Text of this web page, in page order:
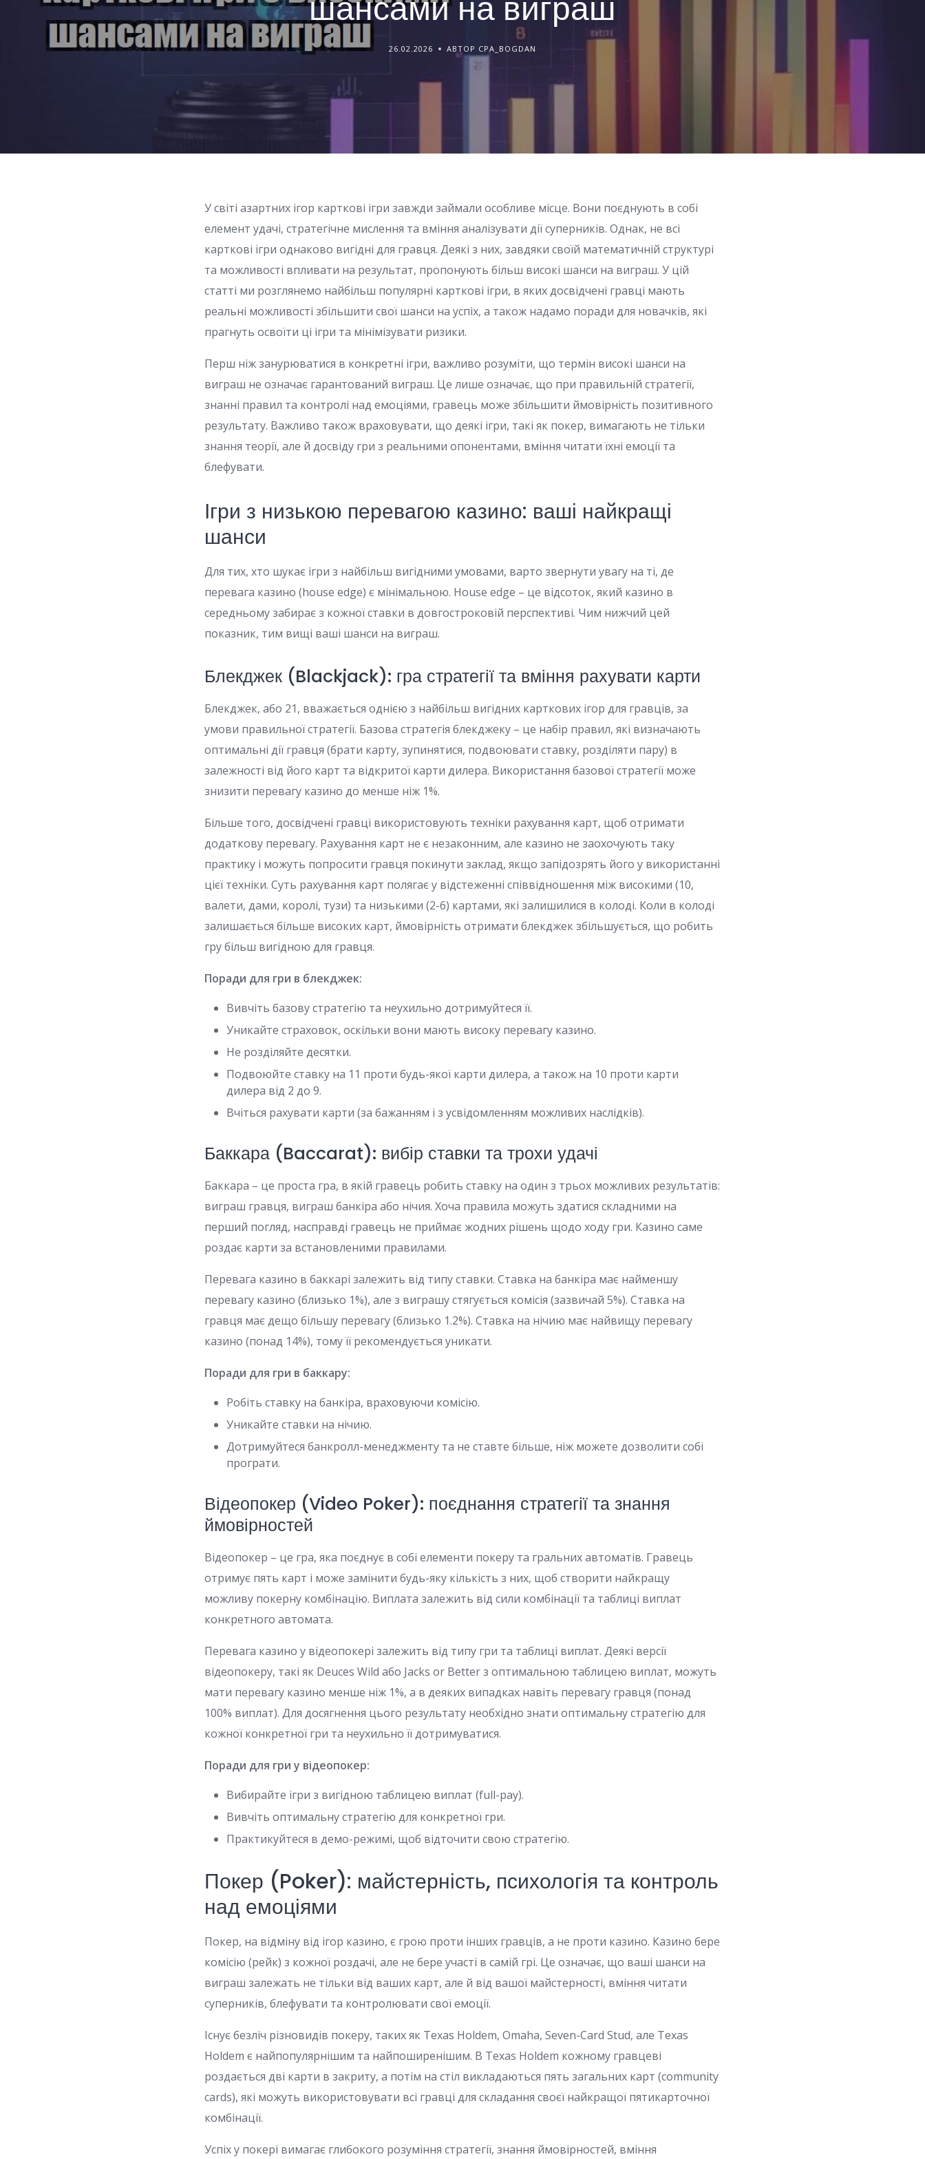
26.02.2026 АВТОР CPA_BOGDAN
У світі азартних ігор карткові ігри завжди займали особливе місце. Вони поєднують в собі
елемент удачі, стратегічне мислення та вміння аналізувати дії суперників. Однак, не всі
карткові ігри однаково вигідні для гравця. Деякі з них, завдяки своїй математичній структурі
та можливості впливати на результат, пропонують більш високі шанси на виграш. У цій
статті ми розглянемо найбільш популярні карткові ігри, в яких досвідчені гравці мають
реальні можливості збільшити свої шанси на успіх, а також надамо поради для новачків, які
прагнуть освоїти ці ігри та мінімізувати ризики.
Перш ніж занурюватися в конкретні ігри, важливо розуміти, що термін високі шанси на
виграш не означає гарантований виграш. Це лише означає, що при правильній стратегії,
знанні правил та контролі над емоціями, гравець може збільшити ймовірність позитивного
результату. Важливо також враховувати, що деякі ігри, такі як покер, вимагають не тільки
знання теорії, але й досвіду гри з реальними опонентами, вміння читати їхні емоції та
блефувати.
Ігри з низькою перевагою казино: ваші найкращі
шанси
Для тих, хто шукає ігри з найбільш вигідними умовами, варто звернути увагу на ті, де
перевага казино (house edge) є мінімальною. House edge – це відсоток, який казино в
середньому забирає з кожної ставки в довгостроковій перспективі. Чим нижчий цей
показник, тим вищі ваші шанси на виграш.
Блекджек (Blackjack): гра стратегії та вміння рахувати карти
Блекджек, або 21, вважається однією з найбільш вигідних карткових ігор для гравців, за
умови правильної стратегії. Базова стратегія блекджеку – це набір правил, які визначають
оптимальні дії гравця (брати карту, зупинятися, подвоювати ставку, розділяти пару) в
залежності від його карт та відкритої карти дилера. Використання базової стратегії може
знизити перевагу казино до менше ніж 1%.
Більше того, досвідчені гравці використовують техніки рахування карт, щоб отримати
додаткову перевагу. Рахування карт не є незаконним, але казино не заохочують таку
практику і можуть попросити гравця покинути заклад, якщо запідозрять його у використанні
цієї техніки. Суть рахування карт полягає у відстеженні співвідношення між високими (10,
валети, дами, королі, тузи) та низькими (2-6) картами, які залишилися в колоді. Коли в колоді
залишається більше високих карт, ймовірність отримати блекджек збільшується, що робить
гру більш вигідною для гравця.
Поради для гри в блекджек:
Вивчіть базову стратегію та неухильно дотримуйтеся її.
Уникайте страховок, оскільки вони мають високу перевагу казино.
Не розділяйте десятки.
Подвоюйте ставку на 11 проти будь-якої карти дилера, а також на 10 проти карти
дилера від 2 до 9.
Вчіться рахувати карти (за бажанням і з усвідомленням можливих наслідків).
Баккара (Baccarat): вибір ставки та трохи удачі
Баккара – це проста гра, в якій гравець робить ставку на один з трьох можливих результатів:
виграш гравця, виграш банкіра або нічия. Хоча правила можуть здатися складними на
перший погляд, насправді гравець не приймає жодних рішень щодо ходу гри. Казино саме
роздає карти за встановленими правилами.
Перевага казино в баккарі залежить від типу ставки. Ставка на банкіра має найменшу
перевагу казино (близько 1%), але з виграшу стягується комісія (зазвичай 5%). Ставка на
гравця має дещо більшу перевагу (близько 1.2%). Ставка на нічию має найвищу перевагу
казино (понад 14%), тому її рекомендується уникати.
Поради для гри в баккару:
Робіть ставку на банкіра, враховуючи комісію.
Уникайте ставки на нічию.
Дотримуйтеся банкролл-менеджменту та не ставте більше, ніж можете дозволити собі
програти.
Відеопокер (Video Poker): поєднання стратегії та знання
ймовірностей
Відеопокер – це гра, яка поєднує в собі елементи покеру та гральних автоматів. Гравець
отримує пять карт і може замінити будь-яку кількість з них, щоб створити найкращу
можливу покерну комбінацію. Виплата залежить від сили комбінації та таблиці виплат
конкретного автомата.
Перевага казино у відеопокері залежить від типу гри та таблиці виплат. Деякі версії
відеопокеру, такі як Deuces Wild або Jacks or Better з оптимальною таблицею виплат, можуть
мати перевагу казино менше ніж 1%, а в деяких випадках навіть перевагу гравця (понад
100% виплат). Для досягнення цього результату необхідно знати оптимальну стратегію для
кожної конкретної гри та неухильно її дотримуватися.
Поради для гри у відеопокер:
Вибирайте ігри з вигідною таблицею виплат (full-pay).
Вивчіть оптимальну стратегію для конкретної гри.
Практикуйтеся в демо-режимі, щоб відточити свою стратегію.
Покер (Poker): майстерність, психологія та контроль
над емоціями
Покер, на відміну від ігор казино, є грою проти інших гравців, а не проти казино. Казино бере
комісію (рейк) з кожної роздачі, але не бере участі в самій грі. Це означає, що ваші шанси на
виграш залежать не тільки від ваших карт, але й від вашої майстерності, вміння читати
суперників, блефувати та контролювати свої емоції.
Існує безліч різновидів покеру, таких як Texas Holdem, Omaha, Seven-Card Stud, але Texas
Holdem є найпопулярнішим та найпоширенішим. В Texas Holdem кожному гравцеві
роздається дві карти в закриту, а потім на стіл викладаються пять загальних карт (community
cards), які можуть використовувати всі гравці для складання своєї найкращої пятикарточної
комбінації.
Успіх у покері вимагає глибокого розуміння стратегії, знання ймовірностей, вміння